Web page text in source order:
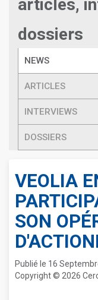
articles,
dossiers
NEWS
ARTICLES
INTERVIEWS
DOSSIERS
VEOLIA
SON
Publié le 16
Copyright © 2026